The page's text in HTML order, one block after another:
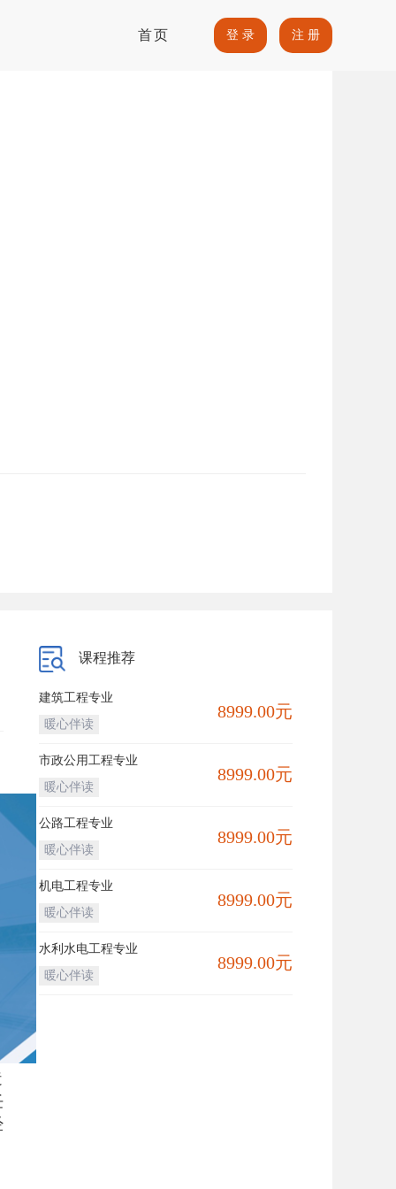
首页 登 录 注 册
课程推荐
建筑工程专业
暖心伴读
8999.00元
市政公用工程专业
暖心伴读
8999.00元
公路工程专业
暖心伴读
8999.00元
机电工程专业
暖心伴读
8999.00元
水利水电工程专业
暖心伴读
8999.00元